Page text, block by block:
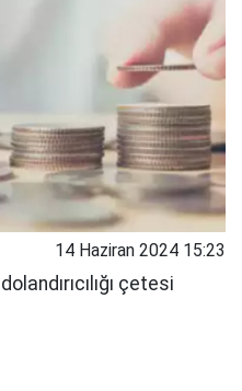
14 Haziran 2024 15:23
çetesi